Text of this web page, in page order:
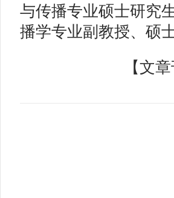
与传播专业硕士研究
播学专业副教授、硕
【文章刊